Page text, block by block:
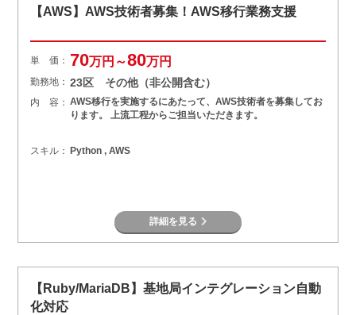
【AWS】AWS技術者募集！AWS移行業務支援
単 価： 70万円～80万円
勤務地： 23区 その他（非公開含む）
内 容： AWS移行を実施するにあたって、AWS技術者を募集してお
ります。 上流工程からご担当いただきます。
スキル： Python , AWS
詳細を見る
【Ruby/MariaDB】基地局インテグレーション自動
化対応